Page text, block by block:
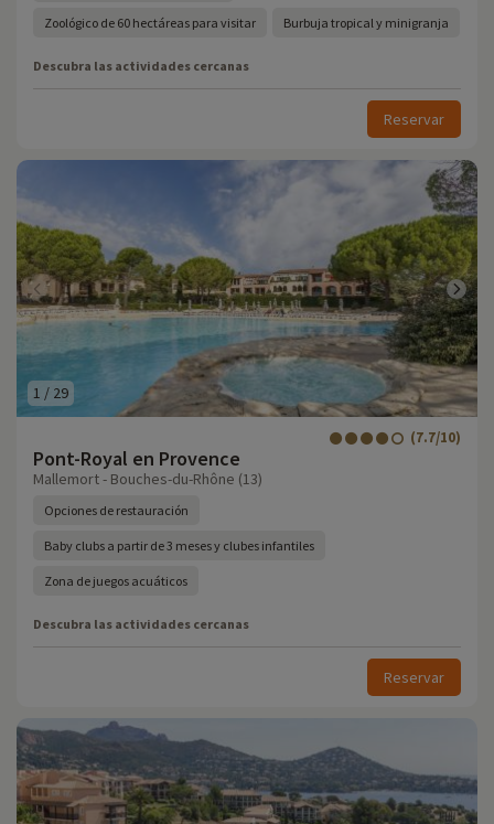
Zoológico de 60 hectáreas para visitar Burbuja tropical y minigranja
Descubra las actividades cercanas
Reservar
1 / 29
Pont-Royal en Provence
(7.7/10)
Mallemort - Bouches-du-Rhône (13)
Opciones de restauración
Baby clubs a partir de 3 meses y clubes infantiles
Zona de juegos acuáticos
Descubra las actividades cercanas
Reservar